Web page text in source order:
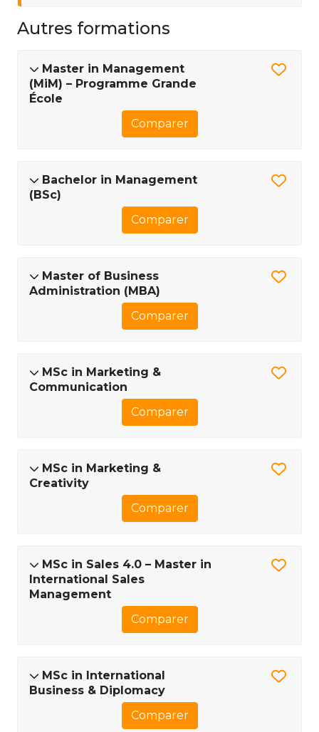
Autres formations
Master in Management
(MiM) – Programme Grande
École
Comparer
Bachelor in Management
(BSc)
Comparer
Master of Business
Administration (MBA)
Comparer
MSc in Marketing &
Communication
Comparer
MSc in Marketing &
Creativity
Comparer
MSc in Sales 4.0 – Master in
International Sales
Management
Comparer
MSc in International
Business & Diplomacy
Comparer